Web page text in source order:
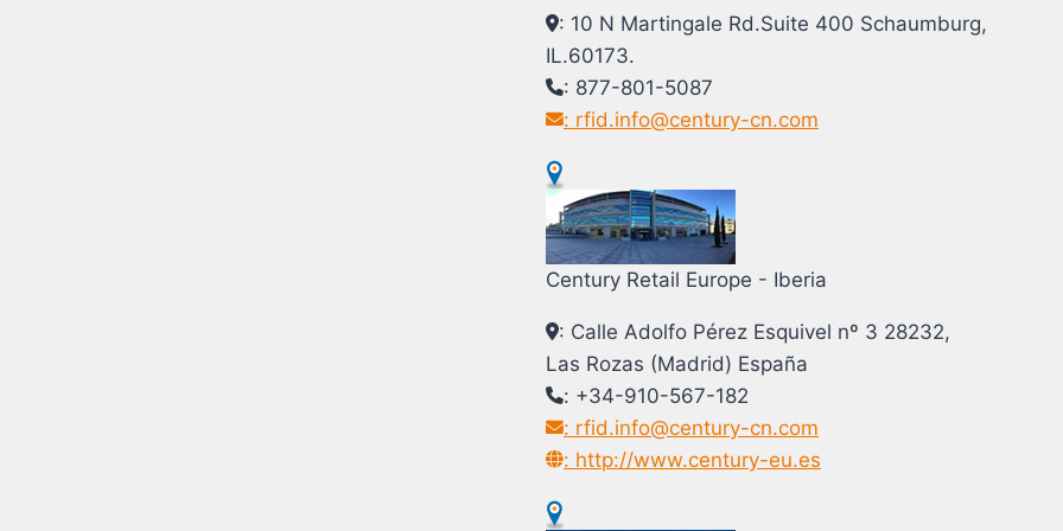
: 10 N Martingale Rd.Suite 400 Schaumburg,
IL.60173.
: 877-801-5087
: rfid.info@century-cn.com
Century Retail Europe - Iberia
: Calle Adolfo Pérez Esquivel nº 3 28232,
Las Rozas (Madrid) España
: +34-910-567-182
: rfid.info@century-cn.com
: http://www.century-eu.es